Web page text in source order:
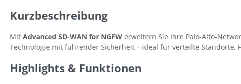
Kurzbeschreibung
Mit Advanced SD-WAN for NGFW erweitern Sie Ihre Palo-Alto-
Technologie mit führender Sicherheit – ideal für verteilte Standorte,
Highlights & Funktionen